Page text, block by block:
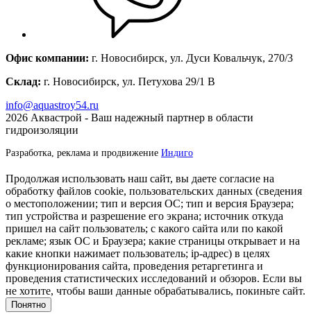
Офис компании: г. Новосибирск, ул. Дуси Ковальчук, 270/3
Склад: г. Новосибирск, ул. Петухова 29/1 В
info@aquastroy54.ru
2026 Аквастрой - Ваш надежный партнер в области
гидроизоляции
Разработка, реклама и продвижение Индиго
Продолжая использовать наш сайт, вы даете согласие на
обработку файлов cookie, пользовательских данных (сведения
о местоположении; тип и версия ОС; тип и версия Браузера;
тип устройства и разрешение его экрана; источник откуда
пришел на сайт пользователь; с какого сайта или по какой
рекламе; язык ОС и Браузера; какие страницы открывает и на
какие кнопки нажимает пользователь; ip-адрес) в целях
функционирования сайта, проведения ретаргетинга и
проведения статистических исследований и обзоров. Если вы
не хотите, чтобы ваши данные обрабатывались, покиньте сайт.
Понятно